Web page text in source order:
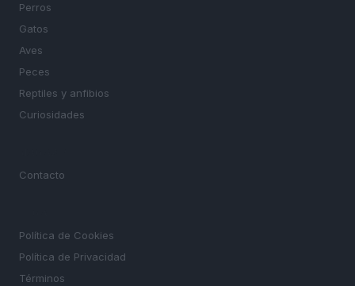
Perros
Gatos
Aves
Peces
Reptiles y anfibios
Curiosidades
Contacto
Política de Cookies
Política de Privacidad
Términos